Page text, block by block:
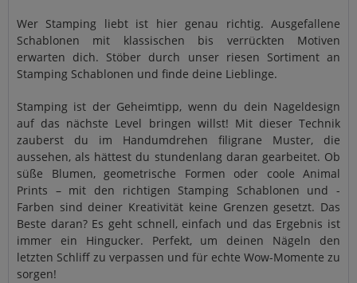
Wer Stamping liebt ist hier genau richtig. Ausgefallene
Schablonen mit klassischen bis verrückten Motiven
erwarten dich. Stöber durch unser riesen Sortiment an
Stamping Schablonen und finde deine Lieblinge.
Stamping ist der Geheimtipp, wenn du dein Nageldesign
auf das nächste Level bringen willst! Mit dieser Technik
zauberst du im Handumdrehen filigrane Muster, die
aussehen, als hättest du stundenlang daran gearbeitet. Ob
süße Blumen, geometrische Formen oder coole Animal
Prints – mit den richtigen Stamping Schablonen und -
Farben sind deiner Kreativität keine Grenzen gesetzt. Das
Beste daran? Es geht schnell, einfach und das Ergebnis ist
immer ein Hingucker. Perfekt, um deinen Nägeln den
letzten Schliff zu verpassen und für echte Wow-Momente zu
sorgen!